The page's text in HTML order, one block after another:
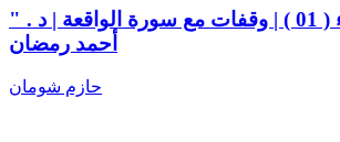
" المقدمة " | اللقاء ( 01 ) | وقفات مع سورة الواقعة | د .
أحمد رمضان
حازم شومان